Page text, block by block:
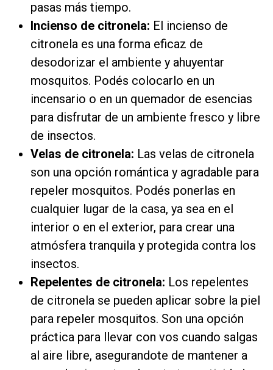
pasas más tiempo.
Incienso de citronela: El incienso de
citronela es una forma eficaz de
desodorizar el ambiente y ahuyentar
mosquitos. Podés colocarlo en un
incensario o en un quemador de esencias
para disfrutar de un ambiente fresco y libre
de insectos.
Velas de citronela: Las velas de citronela
son una opción romántica y agradable para
repeler mosquitos. Podés ponerlas en
cualquier lugar de la casa, ya sea en el
interior o en el exterior, para crear una
atmósfera tranquila y protegida contra los
insectos.
Repelentes de citronela: Los repelentes
de citronela se pueden aplicar sobre la piel
para repeler mosquitos. Son una opción
práctica para llevar con vos cuando salgas
al aire libre, asegurandote de mantener a